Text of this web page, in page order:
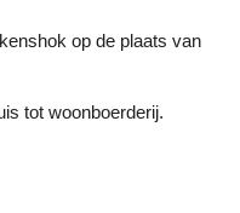
op de plaats van
tot woonboerderij.